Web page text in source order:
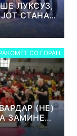
ЛУКСУЗ,
СТАНА
СО ГОРАН
(НЕ)
ЗАМИНЕ